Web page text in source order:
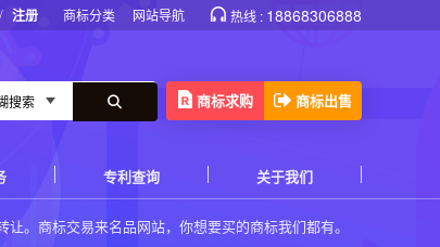
/ 注册 商标分类 网站导航 热线 : 18868306888
商标求购 商标出售
专利查询 关于我们
让。商标交易来名品网站，你想要买的商标我们都有。